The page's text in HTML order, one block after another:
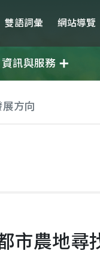
雙語詞彙 網站導覽
資訊與服務
方向
市農地尋